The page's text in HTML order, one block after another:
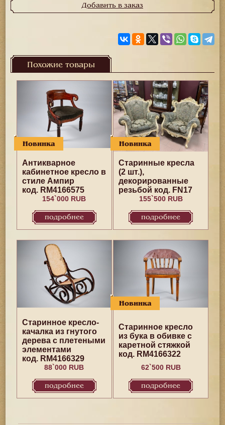
Добавить в заказ
Похожие товары
Новинка
Антикварное
кабинетное кресло в
стиле Ампир
код. RM4166575
154`000 RUB
подробнее
Новинка
Старинные кресла
(2 шт.),
декорированные
резьбой код. FN17
155`500 RUB
подробнее
Старинное кресло-
качалка из гнутого
дерева с плетеными
элементами
код. RM4166329
88`000 RUB
подробнее
Новинка
Старинное кресло
из бука в обивке с
каретной стяжкой
код. RM4166322
62`500 RUB
подробнее